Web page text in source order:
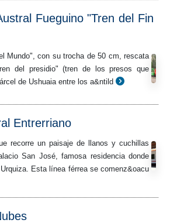
Fueguino "Tren del Fin
Mundo", con su trocha de 50 cm, rescata
del presidio" (tren de los presos que
de Ushuaia entre los a&ntild
Entrerriano
recorre un paisaje de llanos y cuchillas
San José, famosa residencia donde
Esta línea férrea se comenz&oacu